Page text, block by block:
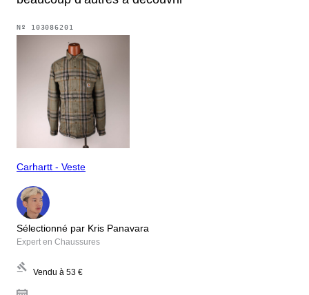
Nº 103086201
Carhartt - Veste
Sélectionné par Kris Panavara
Expert en Chaussures
Vendu à 53 €